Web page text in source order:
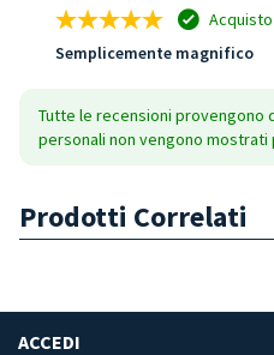
Semplicemente magnifico
Tutte le recensioni provengono
personali non vengono
Prodotti Correlati
ACCEDI